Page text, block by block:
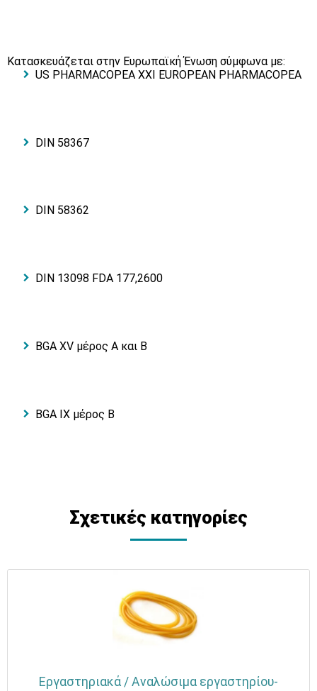
Κατασκευάζεται στην Ευρωπαϊκή Ένωση σύμφωνα με:
US PHARMACOPEA XXI EUROPEAN PHARMACOPEA
DIN 58367
DIN 58362
DIN 13098 FDA 177,2600
BGA XV μέρος Α και Β
BGA IX μέρος Β
Σχετικές κατηγορίες
Εργαστηριακά / Αναλώσιμα εργαστηρίου-